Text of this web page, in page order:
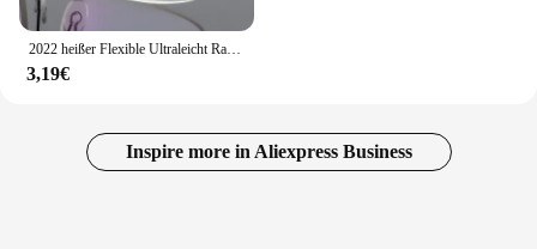
2022 heißer Flexible Ultraleicht Randlose Lesebrille Speicher Titan Magnetische Gläser Presbyopie Brillen Stärke + 1.0 ~ + 4,0
3,19€
Inspire more in Aliexpress Business